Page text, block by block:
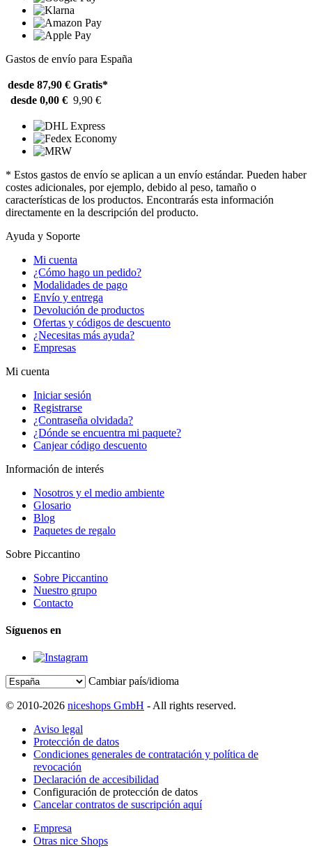
Gastos de envío para España
desde 87,90 € Gratis*
desde 0,00 € 9,90 €
* Estos gastos de envío se aplican a un envío estándar. Pueden haber
costes adicionales, por ejemplo, debido al peso, tamaño o
características de los productos. Encontrarás esta información
directamente en la descripción del producto.
Ayuda y Soporte
Mi cuenta
¿Cómo hago un pedido?
Modalidades de pago
Envío y entrega
Devolución de productos
Ofertas y códigos de descuento
¿Necesitas más ayuda?
Empresas
Mi cuenta
Iniciar sesión
Registrarse
¿Contraseña olvidada?
¿Dónde se encuentra mi paquete?
Canjear código descuento
Información de interés
Nosotros y el medio ambiente
Glosario
Blog
Paquetes de regalo
Sobre Piccantino
Sobre Piccantino
Nuestro grupo
Contacto
Síguenos en
Cambiar país/idioma
© 2010-2026 niceshops GmbH - All rights reserved.
Aviso legal
Protección de datos
Condiciones generales de contratación y política de
revocación
Declaración de accesibilidad
Configuración de protección de datos
Cancelar contratos de suscripción aquí
Empresa
Otras nice Shops